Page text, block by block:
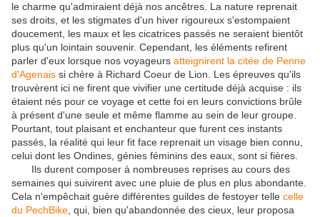
le charme qu'admiraient déjà nos ancêtres. La nature reprenait
ses droits, et les stigmates d'un hiver rigoureux s'estompaient
doucement, les maux et les cicatrices passés ne seraient bientôt
plus qu'un lointain souvenir. Cependant, les éléments refirent
parler d'eux lorsque nos voyageurs atteignirent la citée de Penne
d'Agenais si chère à Richard Coeur de Lion. Les épreuves qu'ils
trouvèrent ici ne firent que vivifier une certitude déjà acquise : ils
étaient nés pour ce voyage et cette foi en leurs convictions brûle
à présent d'une seule et même flamme au sein de leur groupe.
Pourtant, tout plaisant et enchanteur que furent ces instants
passés, la réalité qui leur fit face reprenait un visage bien connu,
celui dont les Ondines, génies féminins des eaux, sont si fières.
Ils durent composer à nombreuses reprises au cours des
semaines qui suivirent avec une pluie de plus en plus abondante.
Cela n'empêchait guère différentes guildes de festoyer telle celle
du PechBike , qui, bien qu'abandonnée des cieux, leur proposa